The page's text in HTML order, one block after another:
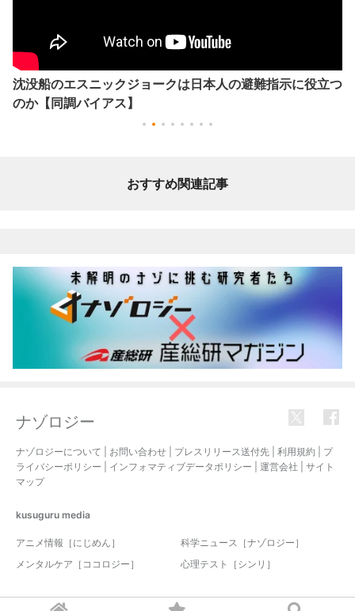
沈没船のエスニックジョークは日本人の避難指示に役立つ
のか【同調バイアス】
おすすめ関連記事
ナゾロジー
ナゾロジーについて お問い合わせ プレスリリース送付先 利用規約
プ
ライバシーポリシー
インフォマティブデータポリシー 運営会社
サイト
マップ
kusuguru media
アニメ情報［にじめん］
科学ニュース［ナゾロジー］
メンタルケア［ココロジー］
心理テスト［シンリ］
© 2017-2026 nazology. all rights reserved.